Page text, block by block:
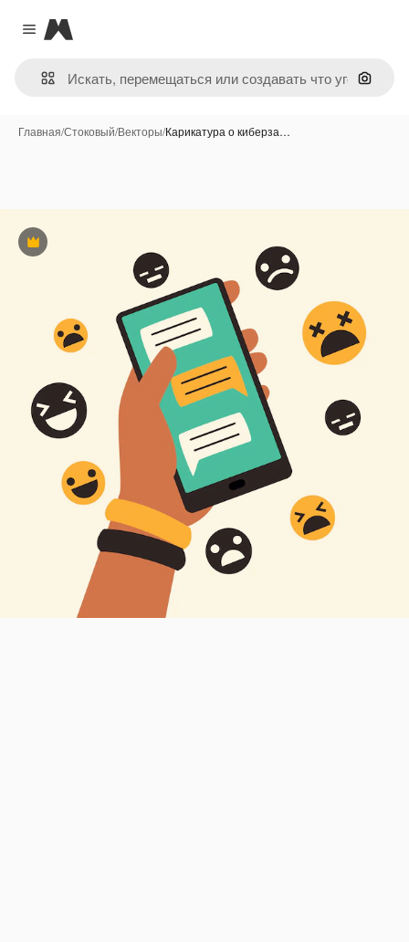
Close menu
Magnific
Поиск
Главная/Стоковый/Векторы/Карикатура о киберза…
Премиум